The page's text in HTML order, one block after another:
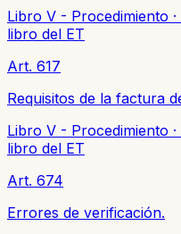
Libro V - Procedimiento ·
libro del ET
Art. 617
Requisitos de la factura
Libro V - Procedimiento ·
libro del ET
Art. 674
Errores de verificación.